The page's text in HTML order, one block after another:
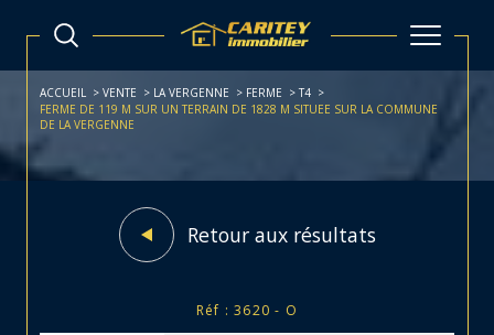
ACCUEIL VENTE LA VERGENNE FERME
T4
FERME DE 119 M SUR UN TERRAIN DE 1828 M SITUEE SUR LA COMMUNE
DE LA VERGENNE
Retour aux résultats
Réf : 3620 - O